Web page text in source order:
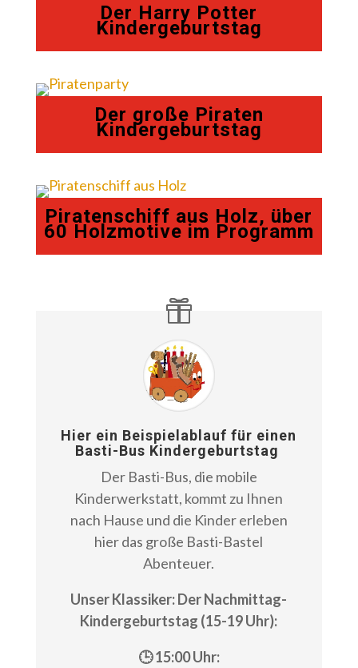
Der Harry Potter
Kindergeburtstag
Der große Piraten
Kindergeburtstag
Piratenschiff aus Holz, über
60 Holzmotive im Programm
Hier ein Beispielablauf für einen
Basti-Bus Kindergeburtstag
Der Basti-Bus, die mobile
Kinderwerkstatt, kommt zu Ihnen
nach Hause und die Kinder erleben
hier das große Basti-Bastel
Abenteuer.
Unser Klassiker: Der Nachmittag-
Kindergeburtstag (15-19 Uhr):
🕒 15:00 Uhr: